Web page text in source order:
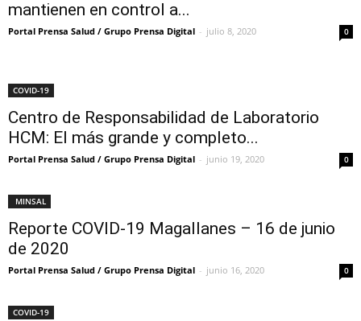
mantienen en control a...
Portal Prensa Salud / Grupo Prensa Digital - julio 8, 2020 0
COVID-19
Centro de Responsabilidad de Laboratorio
HCM: El más grande y completo...
Portal Prensa Salud / Grupo Prensa Digital - junio 19, 2020 0
MINSAL
Reporte COVID-19 Magallanes – 16 de junio
de 2020
Portal Prensa Salud / Grupo Prensa Digital - junio 16, 2020 0
COVID-19